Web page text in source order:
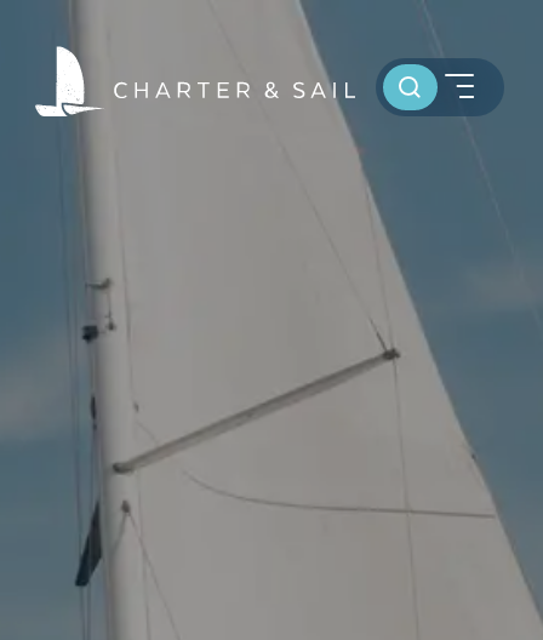
HOME
OSTSEE SEGELTÖRNS
SERVICE
Toursuche